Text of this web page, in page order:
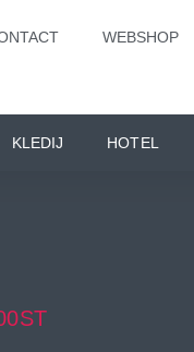
WEBSHOP
KLEDIJ HOTEL